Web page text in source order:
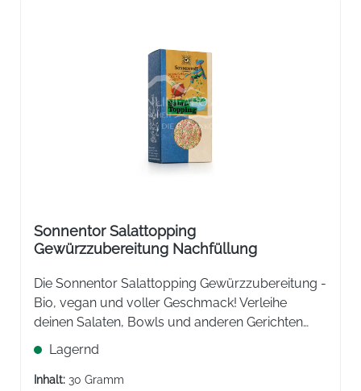
Sonnentor Salattopping
Gewürzzubereitung Nachfüllung
Die Sonnentor Salattopping Gewürzzubereitung -
Bio, vegan und voller Geschmack! Verleihe
deinen Salaten, Bowls und anderen Gerichten
das gewisse Etwas mit dieser pikant-fruchtigen
Mischung.
Lagernd
Inhalt: 30 Gramm